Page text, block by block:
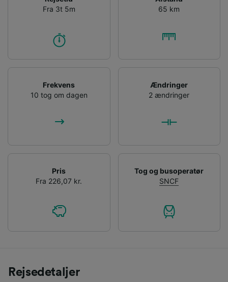
Fra 3t 5m
65 km
Frekvens
10 tog om dagen
Ændringer
2 ændringer
Pris
Fra 226,07 kr.
Tog og busoperatør
SNCF
Rejsedetaljer